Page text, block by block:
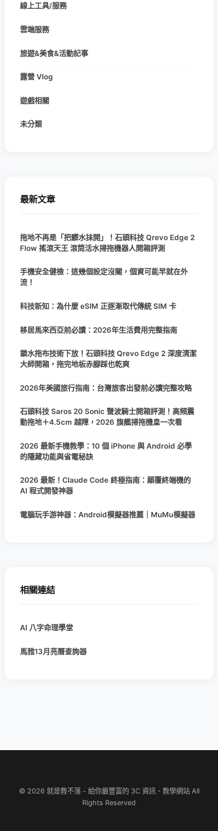
線上工具/服務
雲端服務
旅遊&美食&活動記事
露營 Vlog
遊戲相關
未分類
最新文章
拖地不再是「把髒水抹開」！石頭科技 Qrevo Edge 2
Flow 搖滾天王 滾筒活水掃拖機器人開箱評測
手機安全健檢：這幾個設定沒關，個資可能早就在外
流！
科技新知：為什麼 eSIM 正逐漸取代傳統 SIM 卡
移居馬來西亞前必讀：2026年生活費用完整指南
鎖水拖布技術下放！石頭科技 Qrevo Edge 2 深度清潔
大師開箱，拖完地板赤腳踩也乾爽
2026年美國旅行指南：台灣旅客出發前必讀完整攻略
石頭科技 Saros 20 Sonic 聲波騎士開箱評測！高頻震
動拖地＋4.5cm 越障，2026 旗艦掃拖機皇一次看
2026 最新手機教學：10 個 iPhone 與 Android 必學
的隱藏功能與省電秘訣
2026 最新！Claude Code 終極指南：顛覆終端機的
AI 程式開發神器
電腦玩手游神器：Android模擬器推薦｜MuMu模擬器
相關連結
AI 八字命理學堂
馬雅13月亮曆查詢器
© 2026 就是教不落 - 給你最豐富的 3C 資訊、教學網站 All
Rights Reserved